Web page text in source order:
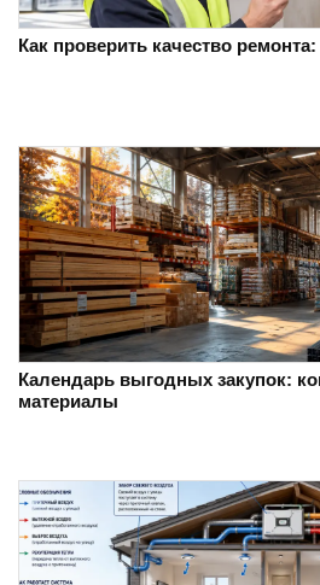
Как проверить качество
Календарь выгодных закупок:
материалы